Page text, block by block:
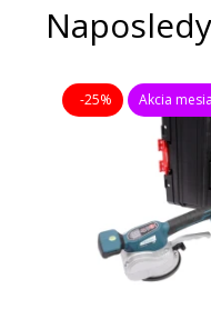
-25% Akcia